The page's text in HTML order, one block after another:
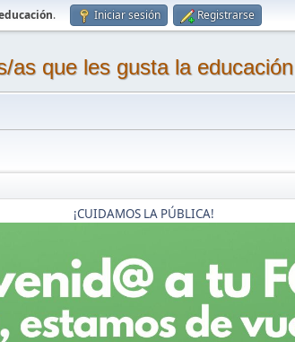
. Iniciar sesión Registrarse
as que les gusta la educación
¡CUIDAMOS LA PÚBLICA!